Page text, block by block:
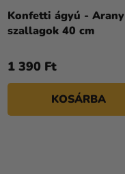
Konfetti ágyú - Arany
szallagok 40 cm
1 390 Ft
KOSÁRBA